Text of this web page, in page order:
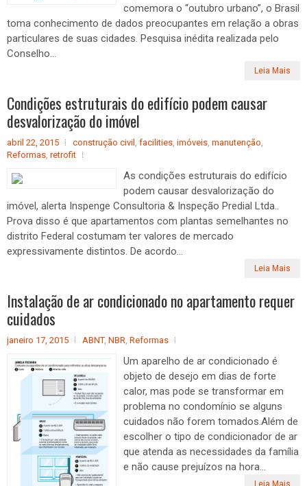
comemora o “outubro urbano”, o Brasil
toma conhecimento de dados preocupantes em relação a obras
particulares de suas cidades. Pesquisa inédita realizada pelo
Conselho...
Leia Mais
Condições estruturais do edifício podem causar
desvalorização do imóvel
abril 22, 2015 construção civil facilities imóveis manutenção
Reformas retrofit
As condições estruturais do edifício
podem causar desvalorização do
imóvel, alerta Inspenge Consultoria & Inspeção Predial Ltda..
Prova disso é que apartamentos com plantas semelhantes no
distrito Federal costumam ter valores de mercado
expressivamente distintos. De acordo...
Leia Mais
Instalação de ar condicionado no apartamento requer
cuidados
janeiro 17, 2015 ABNT, NBR Reformas
Um aparelho de ar condicionado é
objeto de desejo em dias de forte
calor, mas pode se transformar em
problema no condomínio se alguns
cuidados não forem tomados.Além de
escolher o tipo de condicionador de ar
que atenda as necessidades da família
e não cause prejuízos na hora...
Leia Mais